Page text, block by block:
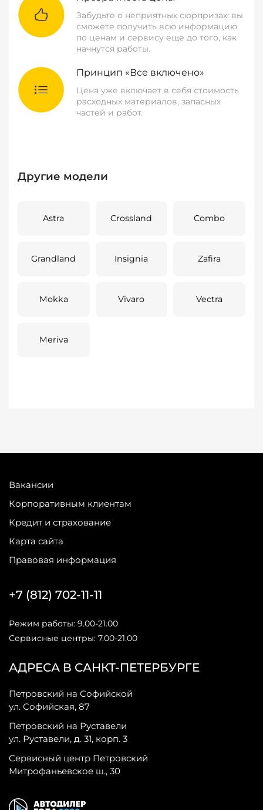
Забудьте о неприятных сюрпризах: вы
сможете получить всю информацию
по ценам и сервису еще до того, как
начнутся работы.
Принцип «Все включено»
Цена уже включает в себя стоимость
расходных материалов, запасных
частей и работ.
Другие модели
Astra Crossland Combo
Grandland Insignia Zafira
Mokka Vivaro Vectra
Meriva
Вакансии
Корпоративным клиентам
Кредит и страхование
Карта сайта
Правовая информация
АДРЕСА В САНКТ-ПЕТЕРБУРГЕ
Петровский на Софийской
ул. Софийская, 87
Петровский на Руставели
ул. Руставели, д. 31, корп. 3
Сервисный центр Петровский
Митрофаньевское ш., 30
+7 (812) 702-11-11
Режим работы: 9.00-21.00
Сервисные центры: 7.00-21.00